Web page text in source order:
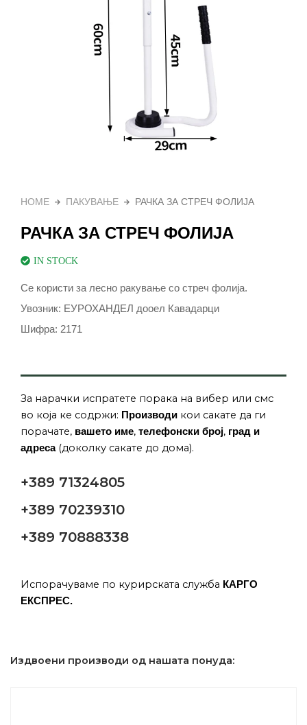
HOME ПАКУВАЊЕ РАЧКА ЗА СТРЕЧ ФОЛИЈА
РАЧКА ЗА СТРЕЧ ФОЛИЈА
IN STOCK
Се користи за лесно ракување со стреч фолија.
Увозник: ЕУРОХАНДЕЛ дооел Кавадарци
Шифра: 2171
За нарачки испратете порака на вибер или смс
во која ке содржи: Производи кои сакате да ги
порачате, вашето име, телефонски број, град и
адреса(доколку сакате до дома).
+389 71324805
+389 70239310
+389 70888338
Испорачуваме по курирската служба КАРГО
ЕКСПРЕС.
Издвоени производи од нашата понуда: